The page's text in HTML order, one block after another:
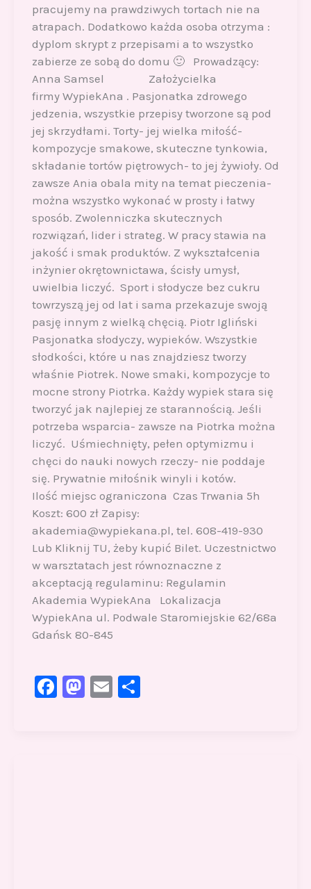
pracujemy na prawdziwych tortach nie na
atrapach. Dodatkowo każda osoba otrzyma :
dyplom skrypt z przepisami a to wszystko
zabierze ze sobą do domu 🙂 Prowadzący:
Anna Samsel Założycielka
firmy WypiekAna . Pasjonatka zdrowego
jedzenia, wszystkie przepisy tworzone są pod
jej skrzydłami. Torty- jej wielka miłość-
kompozycje smakowe, skuteczne tynkowia,
składanie tortów piętrowych- to jej żywioły. Od
zawsze Ania obala mity na temat pieczenia-
można wszystko wykonać w prosty i łatwy
sposób. Zwolenniczka skutecznych
rozwiązań, lider i strateg. W pracy stawia na
jakość i smak produktów. Z wykształcenia
inżynier okrętownictawa, ścisły umysł,
uwielbia liczyć. Sport i słodycze bez cukru
towrzyszą jej od lat i sama przekazuje swoją
pasję innym z wielką chęcią. Piotr Igliński
Pasjonatka słodyczy, wypieków. Wszystkie
słodkości, które u nas znajdziesz tworzy
właśnie Piotrek. Nowe smaki, kompozycje to
mocne strony Piotrka. Każdy wypiek stara się
tworzyć jak najlepiej ze starannością. Jeśli
potrzeba wsparcia- zawsze na Piotrka można
liczyć. Uśmiechnięty, pełen optymizmu i
chęci do nauki nowych rzeczy- nie poddaje
się. Prywatnie miłośnik winyli i kotów.
Ilość miejsc ograniczona Czas Trwania 5h
Koszt: 600 zł Zapisy:
akademia@wypiekana.pl, tel. 608-419-930
Lub Kliknij TU, żeby kupić Bilet. Uczestnictwo
w warsztatach jest równoznaczne z
akceptacją regulaminu: Regulamin
Akademia WypiekAna Lokalizacja
WypiekAna ul. Podwale Staromiejskie 62/68a
Gdańsk 80-845
F
M
E